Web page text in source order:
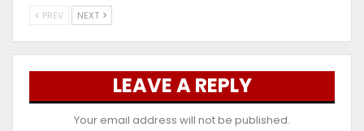
PREV NEXT
LEAVE A REPLY
Your email address will not be published.